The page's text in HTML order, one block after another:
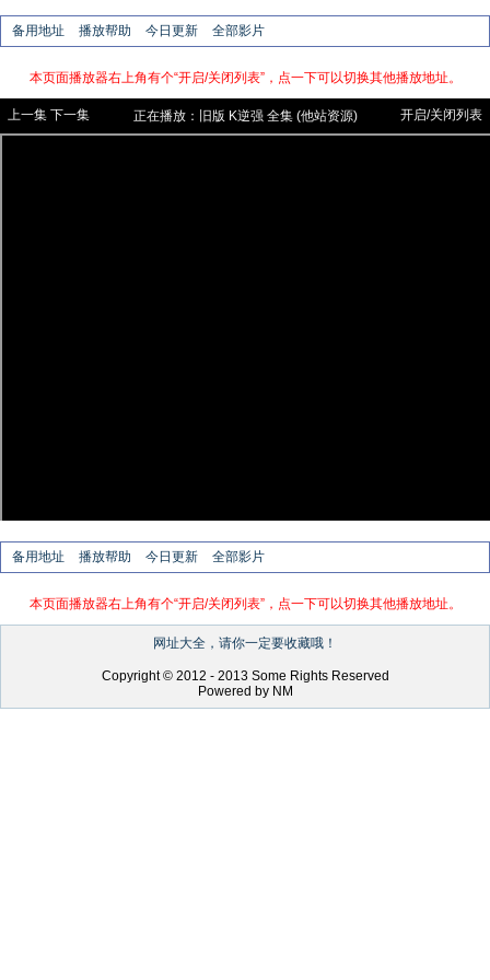
备用地址 播放帮助 今日更新 全部影片
本页面播放器右上角有个“开启/关闭列表”，点一下可以切换其他播放地址。
上一集 下一集 正在播放： 旧版 K逆强 全集 (他站资源)
开启/关闭列表
备用地址 播放帮助 今日更新 全部影片
本页面播放器右上角有个“开启/关闭列表”，点一下可以切换其他播放地址。
网址大全，请你一定要收藏哦！
Copyright © 2012 - 2013 Some Rights Reserved
Powered by NM